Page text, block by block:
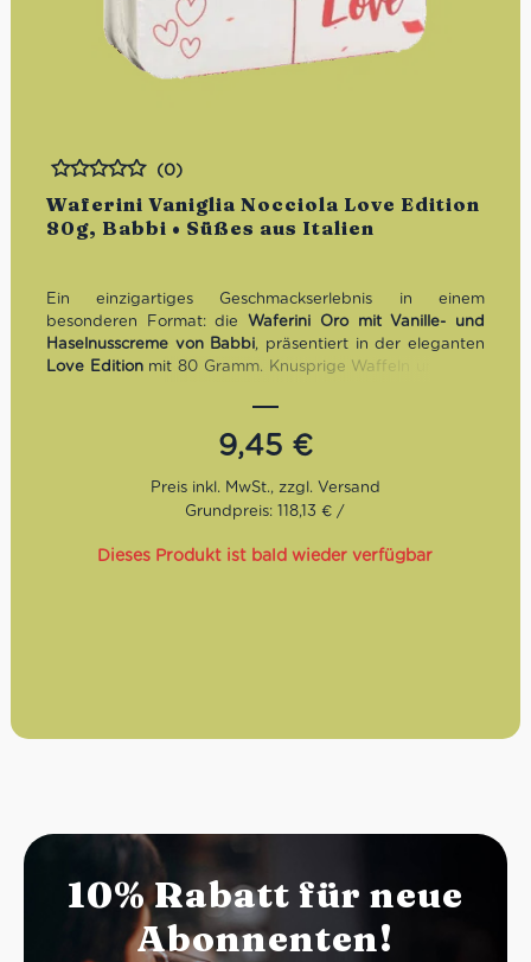
Waferini Vaniglia Nocciola Love Edition
80g, Babbi • Süßes aus Italien
Bewertet
(0)
Ein einzigartiges Geschmackserlebnis in einem
besonderen Format: dieWaferini Oro mit Vanille- und
Haselnusscreme von Babbi, präsentiert in der eleganten
Love Editionmit 80 Gramm. Knusprige Waffeln umhüllen
Haselnuss – perfekt ausbalanciert in Geschmack und
Seit 1952 steht Babbi für höchste Confiserie-Kunst:
Gegründet im Herzen der Romagna von Attilio Babbi, hat
sich das Unternehmen dank sorgfältig ausgewählter,
frischer Zutaten und echter Rohstoffe schnell zum
Bezugspunkt für handwerkliche Eiskonditoren entwickelt.
9,45 €
Grundpreis: 118,13 € /
Dieses Produkt ist bald wieder verfügbar
10% Rabatt für neue
Abonnenten!